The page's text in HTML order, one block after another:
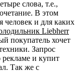
слова, т.е.,
В этом
человек и для каких
Liebherr
покупатель хочет
Запрос
рекламе и купит
Так же с